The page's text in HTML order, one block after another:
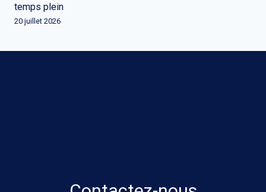
temps plein
20 juillet 2026